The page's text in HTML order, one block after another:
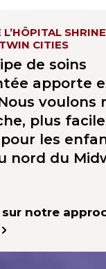
CITIES
de soins
apporte
voulons
plus
les
nord du
notre